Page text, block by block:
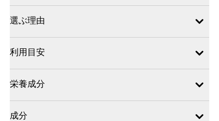
選ぶ理由
利用目安
栄養成分
成分